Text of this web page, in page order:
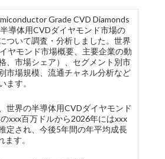
Grade CVD Diamonds
導体用CVDダイヤモンド市場の
ついて調査・分析しました。世界
ヤモンド市場概要、主要企業の動
、市場シェア）、セグメント別市
市場規模、流通チャネル分析など
ます。
世界の半導体用CVDダイヤモンド
xxx百万ドルから2026年にはxxx
定され、今後5年間の年平均成長
す。